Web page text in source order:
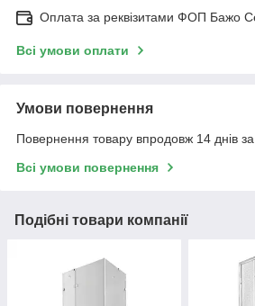
Оплата за реквізитами ФОП Бажо
Всі умови оплати
Умови повернення
Повернення товару впродовж 14 днів
Всі умови повернення
Подібні товари компанії